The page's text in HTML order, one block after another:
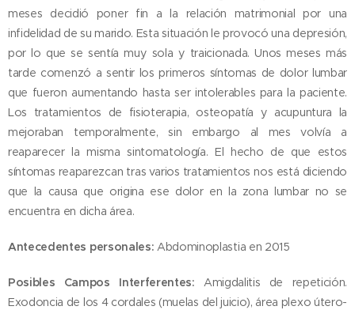
meses decidió poner fin a la relación matrimonial por una
infidelidad de su marido. Esta situación le provocó una depresión,
por lo que se sentía muy sola y traicionada. Unos meses más
tarde comenzó a sentir los primeros síntomas de dolor lumbar
que fueron aumentando hasta ser intolerables para la paciente.
Los tratamientos de fisioterapia, osteopatía y acupuntura la
mejoraban temporalmente, sin embargo al mes volvía a
reaparecer la misma sintomatología. El hecho de que estos
síntomas reaparezcan tras varios tratamientos nos está diciendo
que la causa que origina ese dolor en la zona lumbar no se
encuentra en dicha área.
Antecedentes personales: Abdominoplastia en 2015
Posibles Campos Interferentes:Amigdalitis de repetición.
Exodoncia de los 4 cordales (muelas del juicio), área plexo útero-